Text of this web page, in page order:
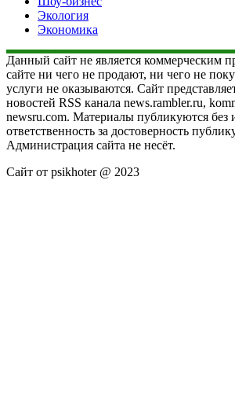
Экология
Экономика
Данный сайт не является коммерческим
сайте ни чего не продают, ни чего не
услуги не оказываются. Сайт
новостей RSS канала news.rambler.ru,
newsru.com. Материалы публикуются без
ответственность за достоверность
Администрация сайта не несёт.
Сайт от psikhoter @ 2023